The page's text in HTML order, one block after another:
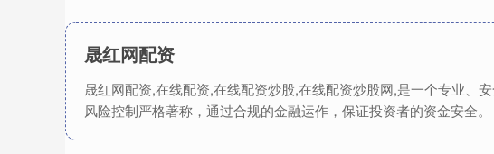
晟红网配资
晟红网配资,在线配资,在线配资炒股,在线配资炒股网,是一个专业、
风险控制严格著称，通过合规的金融运作，保证投资者的资金安全。